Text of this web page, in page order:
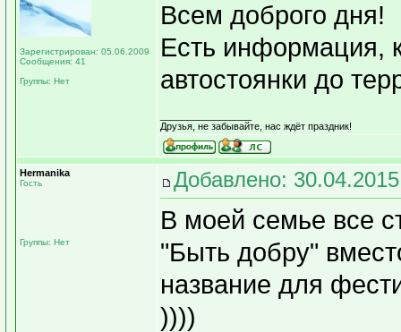
Зарегистрирован: 05.06.2009
Сообщения: 41
Группы: Нет
Всем доброго дня!
Есть информация,
автостоянки до
Друзья, не забывайте, нас ждёт праздник!
Hermanika
Гость
Группы: Нет
Добавлено:
В моей семье все
"Быть добру"
название для
))))